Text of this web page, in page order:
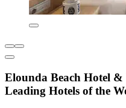
Elounda Beach Hotel
Leading Hotels of the